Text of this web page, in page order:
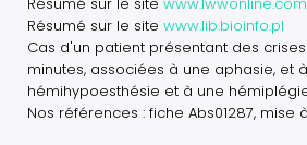
Résumé sur le site www.lib.bioinfo.pl
Cas d'un patient présentant des
minutes, associées à une aphasie, et
hémihypoesthésie et à une
Nos références : fiche Abs01287, mise